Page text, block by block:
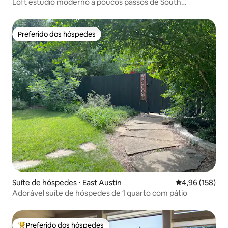
Preferido dos hóspedes
Preferido dos hóspedes
Suíte de hóspedes ⋅ East Austin 4,96 de uma
4,96 (158)
Adorável suíte de hóspedes de 1 quarto com pátio
Preferido dos hóspedes